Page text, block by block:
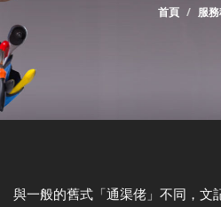
首頁 服
與一般的舊式「通渠佬」不同，文